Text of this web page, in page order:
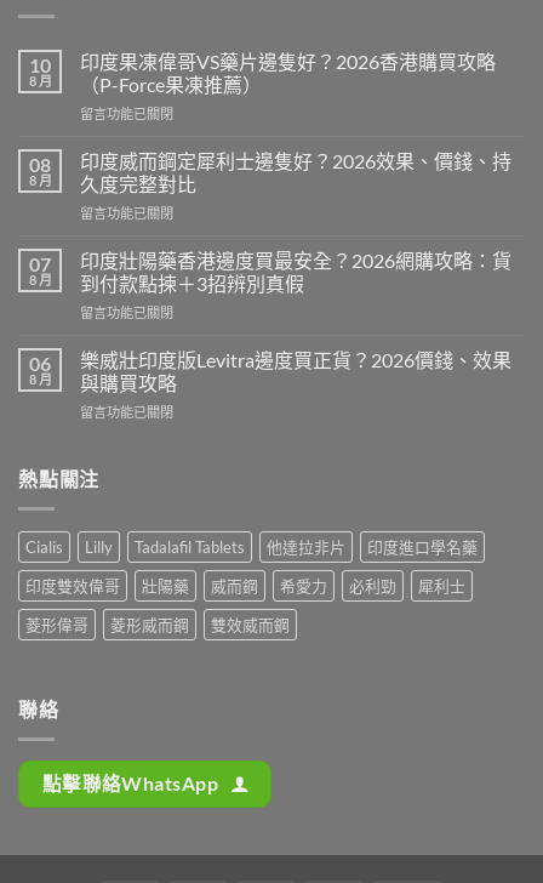
10
8 月
印度果凍偉哥VS藥片邊隻好？2026香港購買攻略
（P-Force果凍推薦）
在
度
果
凍
偉
VS
藥
邊
好？
2026
港
攻
Force
果
凍
推
薦）〉
留言功能已關閉
08
8 月
印度威而鋼定犀利士邊隻好？2026效果、價錢、持
久度完整對比
在
度
威
而
鋼
犀
利
士
邊
2026
價
錢、
持
久
度
完
留言功能已關閉
07
8 月
印度壯陽藥香港邊度買最安全？2026網購攻略：貨
到付款點揀＋3招辨別真假
在
度
壯
陽
藥
邊
最
安
全？
2026
網
購
款
點
揀
留言功能已關閉
06
8 月
樂威壯印度版Levitra邊度買正貨？2026價錢、效果
與購買攻略
在
壯
印
版
Levitra
邊
度
買
正
果
與
留言功能已關閉
熱點關注
Cialis Lilly Tadalafil Tablets 他達拉非片
印度進口學名藥
印度雙效偉哥
壯陽藥 威而鋼 希愛力 必利勁
犀利士
菱形偉哥
菱形威而鋼 雙效威而鋼
聯絡
點擊聯絡WhatsApp